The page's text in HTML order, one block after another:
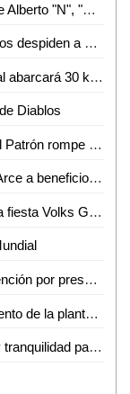
Esta tarde podrían definir situación legal de Alberto "N", "El Patrón", por violencia familiar
"Un político del pueblo": Familiares y amigos despiden a Juan José Ortiz Azuara con toque de silencio
Rehabilitarán Cordillera Tének; obra estatal abarcará 30 kilómetros
Diablos
"Necesito tiempo y espacio": esposa de El Patrón rompe el silencio tras su detención por presunta violencia
Realizarán pelea de exhibición Chávez y Arce a beneficio en Puebla
San Luis impulsa eventos familiares con la fiesta Volks Girls
Alberto "El Patrón" llega a La Pila tras detención por presuntas agresiones
Interapas adeuda 284.4 mdp por saneamiento de la planta de aguas residuales Tanque Tenorio
Gobierno estatal impulsa más seguridad y tranquilidad para las y los potosinos